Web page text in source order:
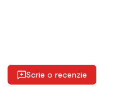
Scrie o recenzie